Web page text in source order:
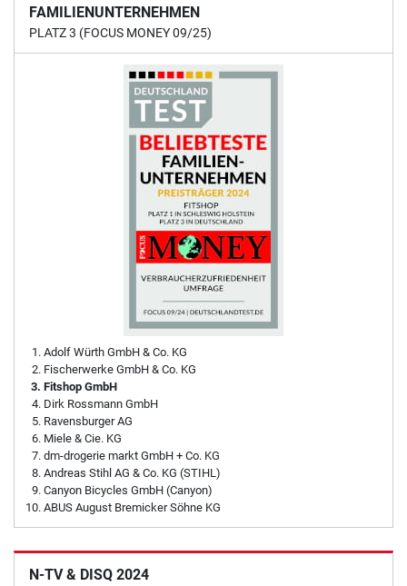
FAMILIENUNTERNEHMEN
PLATZ 3 (FOCUS MONEY 09/25)
Adolf Würth GmbH & Co. KG
Fischerwerke GmbH & Co. KG
Fitshop GmbH
Dirk Rossmann GmbH
Ravensburger AG
Miele & Cie. KG
dm-drogerie markt GmbH + Co. KG
Andreas Stihl AG & Co. KG (STIHL)
Canyon Bicycles GmbH (Canyon)
ABUS August Bremicker Söhne KG
N-TV & DISQ 2024